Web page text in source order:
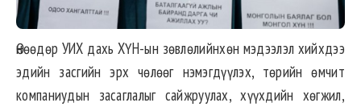
Өнөөдөр УИХ дахь ХҮН-ын зөвлөлийнхөн мэдээлэл хийхдээ
эдийн засгийн эрх чөлөөг нэмэгдүүлэх, төрийн өмчит
компаниудын засаглалыг сайжруулах, хүүхдийн хөгжил,